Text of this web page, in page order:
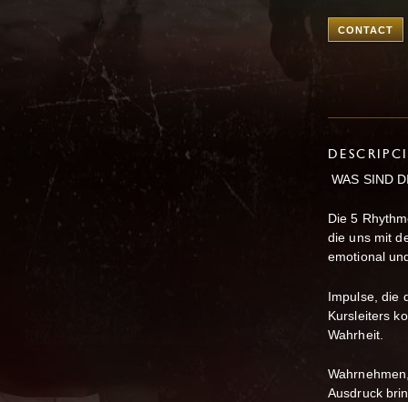
CONTACT
WAS SIND
Die 5
die uns mit
emotional
Impulse, die
Kursleiters
Wahrheit.
Ausdruck